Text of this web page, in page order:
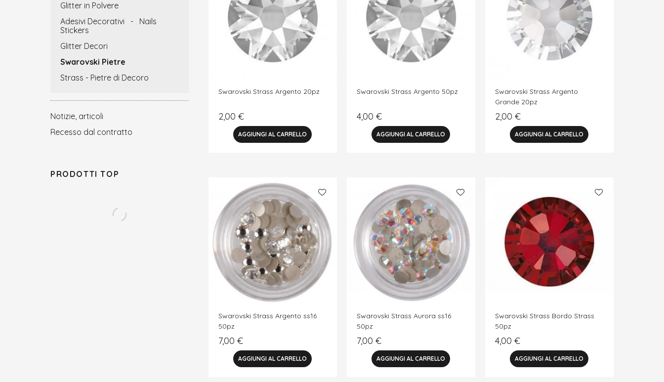
Glitter in Polvere
Adesivi Decorativi - Nails
Stickers
Glitter Decori
Swarovski Pietre
Strass - Pietre di Decoro
Notizie, articoli
Recesso dal contratto
PRODOTTI TOP
Swarovski Strass Argento 20pz
2,00 €
Swarovski Strass Argento 50pz
4,00 €
Swarovski Strass Argento
Grande 20pz
2,00 €
Swarovski Strass Argento ss16
50pz
7,00 €
Swarovski Strass Aurora ss16
50pz
7,00 €
Swarovski Strass Bordo Strass
50pz
4,00 €